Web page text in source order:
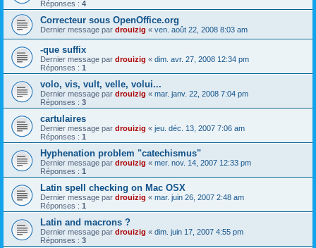
Réponses : 4
Correcteur sous OpenOffice.org
Dernier message par drouizig « ven. août 22, 2008 8:03 am
-que suffix
Dernier message par drouizig « dim. avr. 27, 2008 12:34 pm
Réponses : 1
volo, vis, vult, velle, volui...
Dernier message par drouizig « mar. janv. 22, 2008 7:04 pm
Réponses : 3
cartulaires
Dernier message par drouizig « jeu. déc. 13, 2007 7:06 am
Réponses : 1
Hyphenation problem "catechismus"
Dernier message par drouizig « mer. nov. 14, 2007 12:33 pm
Réponses : 1
Latin spell checking on Mac OSX
Dernier message par drouizig « mar. juin 26, 2007 2:48 am
Réponses : 1
Latin and macrons ?
Dernier message par drouizig « dim. juin 17, 2007 4:55 pm
Réponses : 3